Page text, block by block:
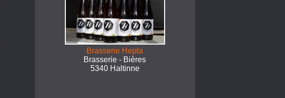
Brasserie Hepta
Brasserie - Bières
5340 Haltinne